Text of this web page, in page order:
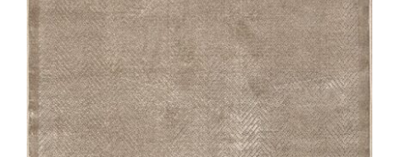
να
επιλεγούν
στη
σελίδα
του
προϊόντος